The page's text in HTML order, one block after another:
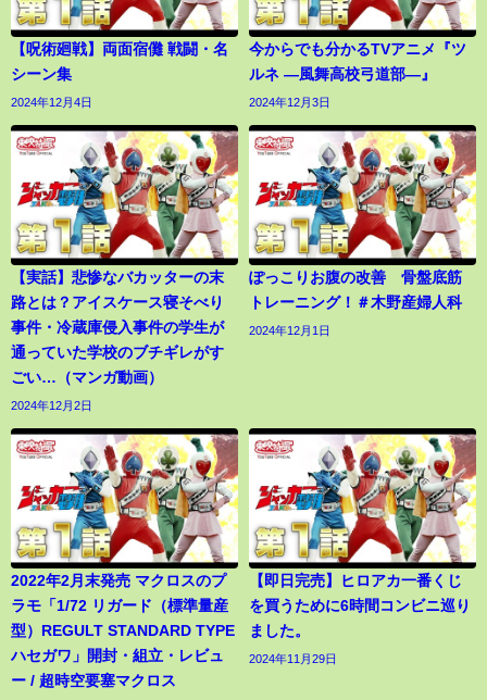
【呪術廻戦】両面宿儺 戦闘・名
シーン集
2024年12月4日
今からでも分かるTVアニメ『ツ
ルネ ―風舞高校弓道部―』
2024年12月3日
【実話】悲惨なバカッターの末
路とは？アイスケース寝そべり
事件・冷蔵庫侵入事件の学生が
通っていた学校のブチギレがす
ごい…（マンガ動画）
2024年12月2日
ぽっこりお腹の改善 骨盤底筋
トレーニング！＃木野産婦人科
2024年12月1日
2022年2月末発売 マクロスのプ
ラモ「1/72 リガード（標準量産
型）REGULT STANDARD TYPE
ハセガワ」開封・組立・レビュ
ー / 超時空要塞マクロス
【即日完売】ヒロアカ一番くじ
を買うために6時間コンビニ巡り
ました。
2024年11月29日